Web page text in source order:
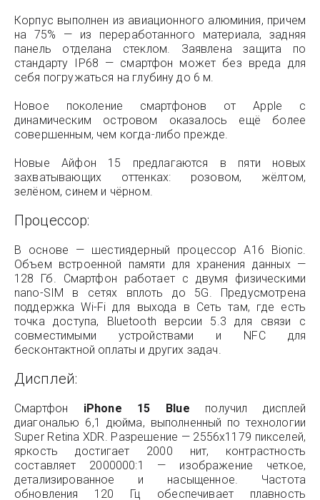
Корпус выполнен из авиационного алюминия, причем
на 75% — из переработанного материала, задняя
панель отделана стеклом. Заявлена защита по
стандарту IP68 — смартфон может без вреда для
себя погружаться на глубину до 6 м.
Новое поколение смартфонов от Apple с
динамическим островом оказалось ещё более
совершенным, чем когда-либо прежде.
Новые Айфон 15 предлагаются в пяти новых
захватывающих оттенках: розовом, жёлтом,
зелёном, синем и чёрном.
Процессор:
В основе — шестиядерный процессор A16 Bionic.
Объем встроенной памяти для хранения данных —
128 Гб. Смартфон работает с двумя физическими
nano-SIM в сетях вплоть до 5G. Предусмотрена
поддержка Wi-Fi для выхода в Сеть там, где есть
точка доступа, Bluetooth версии 5.3 для связи с
совместимыми устройствами и NFC для
бесконтактной оплаты и других задач.
Дисплей:
Смартфон iPhone 15 Blue получил дисплей
диагональю 6,1 дюйма, выполненный по технологии
Super Retina XDR. Разрешение — 2556x1179 пикселей,
яркость достигает 2000 нит, контрастность
составляет 2000000:1 — изображение четкое,
детализированное и насыщенное. Частота
обновления 120 Гц обеспечивает плавность